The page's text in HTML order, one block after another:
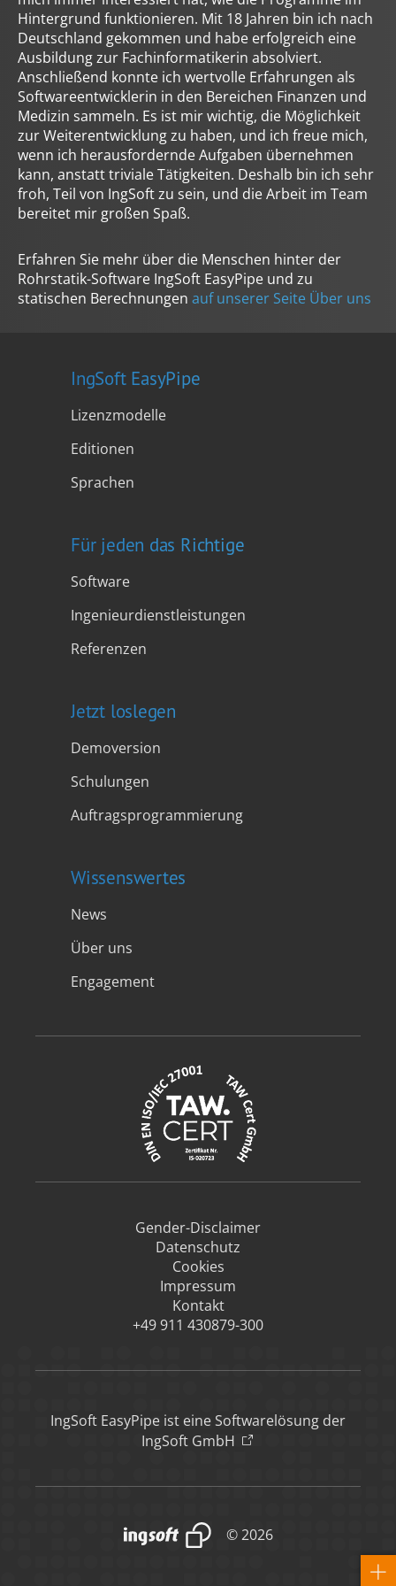
können Sie jederzeit mit Wirkung für die Zukunft in
unsererDatenschutzerklärungwiderrufen. Technisch
notwendige Dienste (beispielsweise Cookies für diese
Abfrage) können wir aber auch ohne Ihre Einwilligung
einsetzen.
Hintergrund funktionieren. Mit 18 Jahren bin ich nach
Deutschland gekommen und habe erfolgreich eine
Ausbildung zur Fachinformatikerin absolviert.
Anschließend konnte ich wertvolle Erfahrungen als
Softwareentwicklerin in den Bereichen Finanzen und
Medizin sammeln. Es ist mir wichtig, die Möglichkeit
zur Weiterentwicklung zu haben, und ich freue mich,
wenn ich herausfordernde Aufgaben übernehmen
kann, anstatt triviale Tätigkeiten. Deshalb bin ich sehr
froh, Teil von IngSoft zu sein, und die Arbeit im Team
bereitet mir großen Spaß.
Erfahren Sie mehr über die Menschen hinter der
Rohrstatik-Software IngSoft EasyPipe und zu
statischen Berechnungen auf unserer Seite Über uns
IngSoft EasyPipe
Lizenzmodelle
Editionen
Sprachen
Für jeden das Richtige
Software
Ingenieurdienstleistungen
Referenzen
Jetzt loslegen
Demoversion
Schulungen
Auftragsprogrammierung
Wissenswertes
News
Über uns
Engagement
© 2026
IngSoft EasyPipe ist eine Softwarelösung der
IngSoft GmbH
Gender-Disclaimer
Datenschutz
Cookies
Impressum
Kontakt
+49 911 430879-300